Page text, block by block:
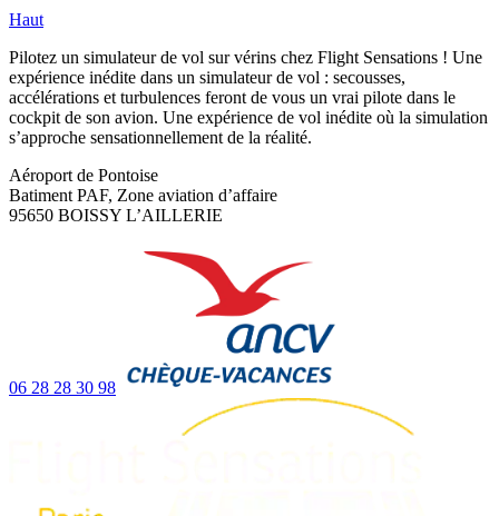
Haut
Pilotez un simulateur de vol sur vérins chez Flight Sensations ! Une
expérience inédite dans un simulateur de vol : secousses,
accélérations et turbulences feront de vous un vrai pilote dans le
cockpit de son avion. Une expérience de vol inédite où la simulation
s’approche sensationnellement de la réalité.
Aéroport de Pontoise
Batiment PAF, Zone aviation d’affaire
95650 BOISSY L’AILLERIE
06 28 28 30 98